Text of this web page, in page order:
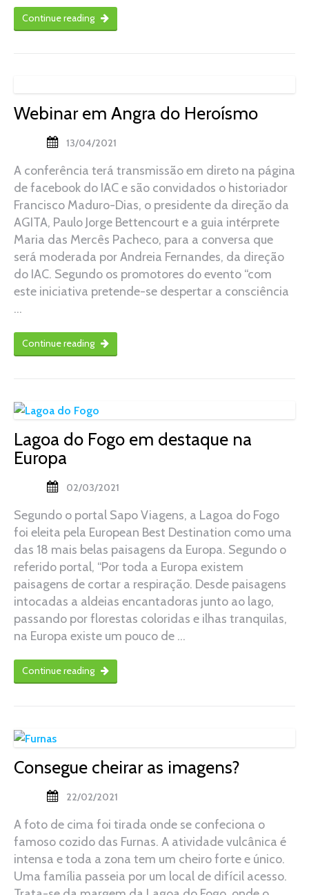
Continue reading
Webinar em Angra do Heroísmo
13/04/2021
A conferência terá transmissão em direto na página
de facebook do IAC e são convidados o historiador
Francisco Maduro-Dias, o presidente da direção da
AGITA, Paulo Jorge Bettencourt e a guia intérprete
Maria das Mercês Pacheco, para a conversa que
será moderada por Andreia Fernandes, da direção
do IAC. Segundo os promotores do evento “com
este iniciativa pretende-se despertar a consciência
…
Continue reading
Lagoa do Fogo em destaque na
Europa
02/03/2021
Segundo o portal Sapo Viagens, a Lagoa do Fogo
foi eleita pela European Best Destination como uma
das 18 mais belas paisagens da Europa. Segundo o
referido portal, “Por toda a Europa existem
paisagens de cortar a respiração. Desde paisagens
intocadas a aldeias encantadoras junto ao lago,
passando por florestas coloridas e ilhas tranquilas,
na Europa existe um pouco de …
Continue reading
Consegue cheirar as imagens?
22/02/2021
A foto de cima foi tirada onde se confeciona o
famoso cozido das Furnas. A atividade vulcânica é
intensa e toda a zona tem um cheiro forte e único.
Uma família passeia por um local de difícil acesso.